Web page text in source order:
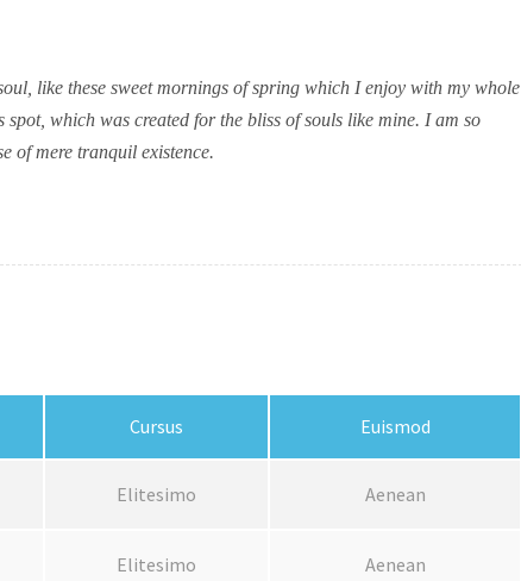
like these sweet mornings of spring which I enjoy with my whole
which was created for the bliss of souls like mine. I am so
of mere tranquil existence.
Cursus Euismod
Elitesimo Aenean
Elitesimo Aenean